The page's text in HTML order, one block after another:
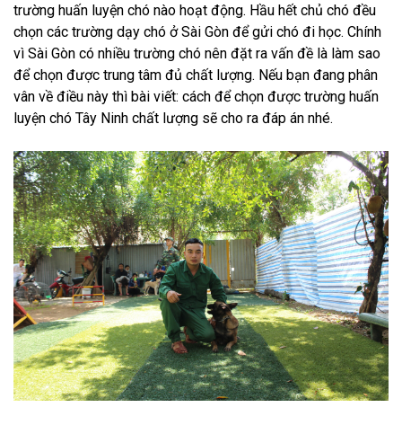
trường huấn luyện chó nào hoạt động. Hầu hết chủ chó đều
chọn các trường dạy chó ở Sài Gòn để gửi chó đi học. Chính
vì Sài Gòn có nhiều trường chó nên đặt ra vấn đề là làm sao
để chọn được trung tâm đủ chất lượng. Nếu bạn đang phân
vân về điều này thì bài viết: cách để chọn được trường huấn
luyện chó Tây Ninh chất lượng sẽ cho ra đáp án nhé.